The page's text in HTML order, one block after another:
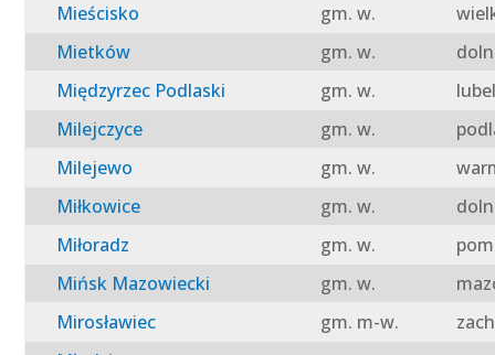
Mieścisko
gm. w.
Mietków
gm. w.
Międzyrzec Podlaski
gm. w.
Milejczyce
gm. w.
Milejewo
gm. w.
Miłkowice
gm. w.
Miłoradz
gm. w.
Mińsk Mazowiecki
gm. w.
Mirosławiec
gm. m-w.